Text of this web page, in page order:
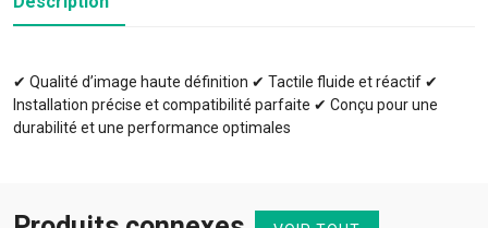
✔ Qualité d’image haute définition ✔ Tactile fluide et réactif ✔
Installation précise et compatibilité parfaite ✔ Conçu pour une
durabilité et une performance optimales